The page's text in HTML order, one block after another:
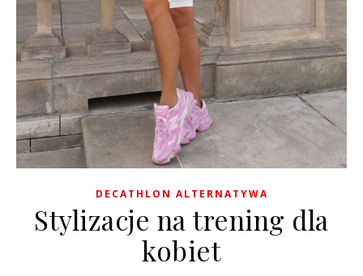
DECATHLON ALTERNATYWA
Stylizacje na trening dla
kobiet